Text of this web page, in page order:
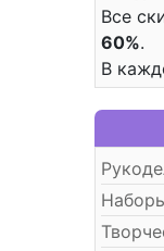
Все
60%.
В